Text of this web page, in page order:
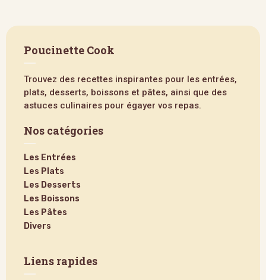
Poucinette Cook
Trouvez des recettes inspirantes pour les entrées,
plats, desserts, boissons et pâtes, ainsi que des
astuces culinaires pour égayer vos repas.
Nos catégories
Les Entrées
Les Plats
Les Desserts
Les Boissons
Les Pâtes
Divers
Liens rapides